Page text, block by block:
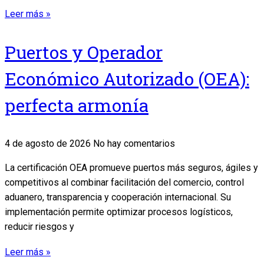
Leer más »
Puertos y Operador
Económico Autorizado (OEA):
perfecta armonía
4 de agosto de 2026 No hay comentarios
La certificación OEA promueve puertos más seguros, ágiles y
competitivos al combinar facilitación del comercio, control
aduanero, transparencia y cooperación internacional. Su
implementación permite optimizar procesos logísticos,
reducir riesgos y
Leer más »